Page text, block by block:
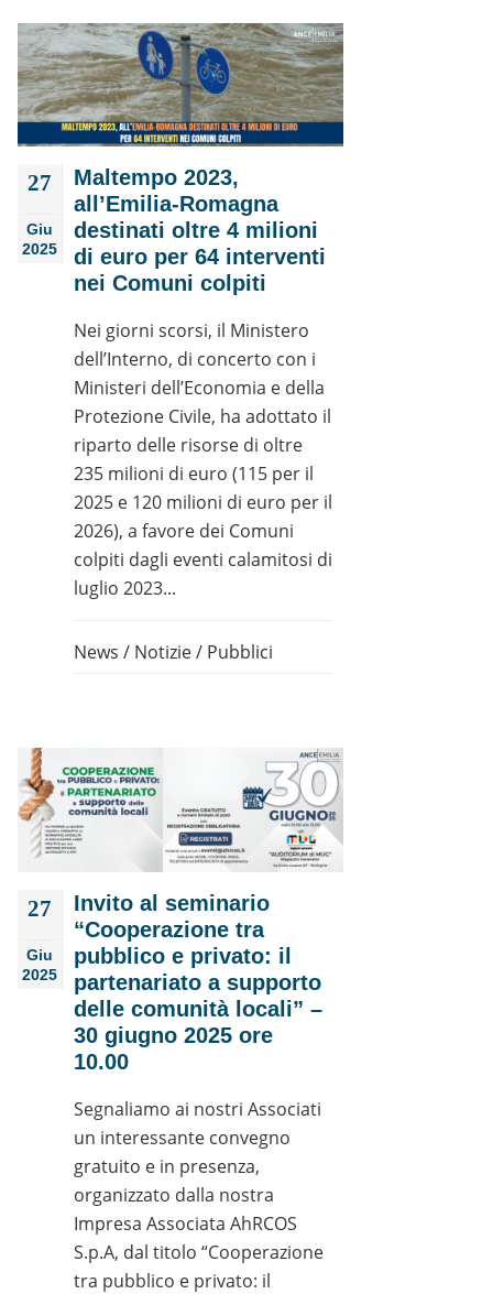
27
Giu
2025
Maltempo 2023,
all’Emilia-Romagna
destinati oltre 4 milioni
di euro per 64 interventi
nei Comuni colpiti
Nei giorni scorsi, il Ministero
dell’Interno, di concerto con i
Ministeri dell’Economia e della
Protezione Civile, ha adottato il
riparto delle risorse di oltre
235 milioni di euro (115 per il
2025 e 120 milioni di euro per il
2026), a favore dei Comuni
colpiti dagli eventi calamitosi di
luglio 2023...
News / Notizie/ Pubblici
27
Giu
2025
Invito al seminario
“Cooperazione tra
pubblico e privato: il
partenariato a supporto
delle comunità locali” –
30 giugno 2025 ore
10.00
Segnaliamo ai nostri Associati
un interessante convegno
gratuito e in presenza,
organizzato dalla nostra
Impresa Associata AhRCOS
S.p.A, dal titolo “Cooperazione
tra pubblico e privato: il